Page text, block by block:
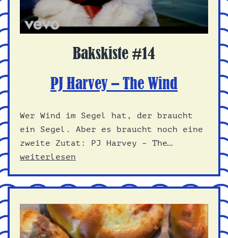
Bakskiste #14
PJ Harvey – The Wind
Wer Wind im Segel hat, der braucht
ein Segel. Aber es braucht noch eine
zweite Zutat: PJ Harvey – The…PJ
The
weiterlesen